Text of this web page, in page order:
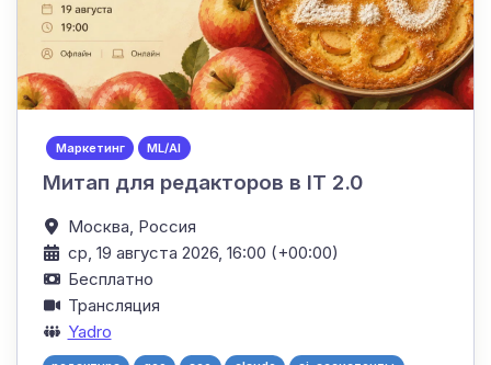
Маркетинг ML/AI
Митап для редакторов в IT 2.0
Москва, Россия
ср, 19 августа 2026, 16:00 (+00:00)
Бесплатно
Трансляция
Yadro